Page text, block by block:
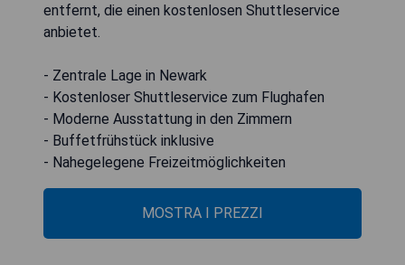
entfernt, die einen kostenlosen Shuttleservice
anbietet.
- Zentrale Lage in Newark
- Kostenloser Shuttleservice zum Flughafen
- Moderne Ausstattung in den Zimmern
- Buffetfrühstück inklusive
- Nahegelegene Freizeitmöglichkeiten
MOSTRA I PREZZI